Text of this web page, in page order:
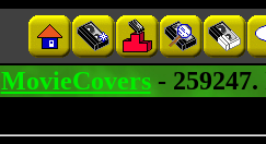
MovieCovers-